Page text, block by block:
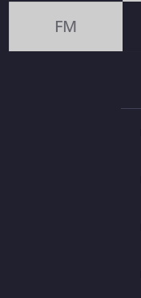
FM